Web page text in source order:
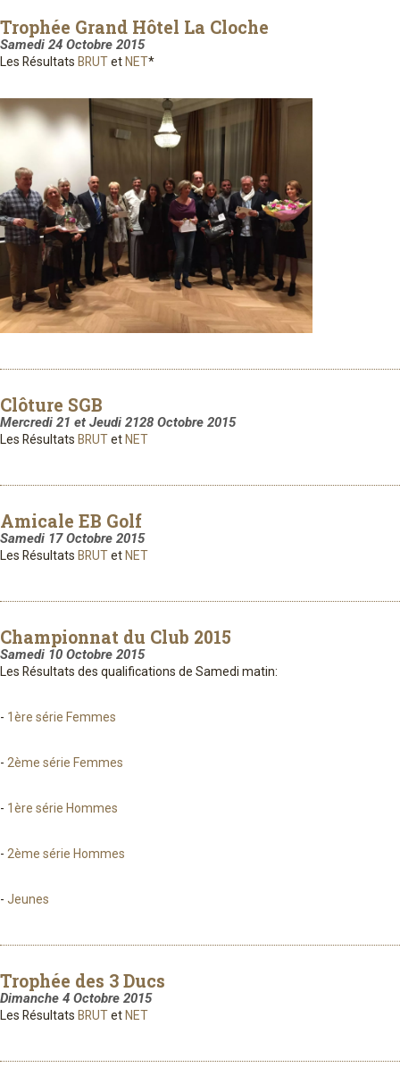
Trophée Grand Hôtel La Cloche
Samedi 24 Octobre 2015
Les Résultats BRUTetNET*
Clôture SGB
Mercredi 21 et Jeudi 2128 Octobre 2015
Les Résultats BRUTetNET
Amicale EB Golf
Samedi 17 Octobre 2015
Les Résultats BRUTetNET
Championnat du Club 2015
Samedi 10 Octobre 2015
Les Résultats des qualifications de Samedi matin:
- 1ère série Femmes
- 2ème série Femmes
- 1ère série Hommes
- 2ème série Hommes
- Jeunes
Trophée des 3 Ducs
Dimanche 4 Octobre 2015
Les Résultats BRUTetNET